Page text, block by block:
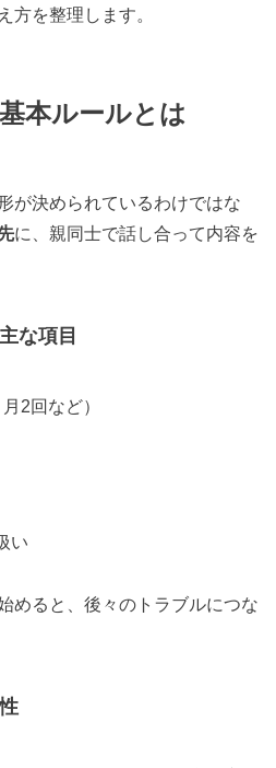
方を整理します。
本ルールとは
が決められているわけではな
に、親同士で話し合って内容を
な項目
2回など）
い
めると、後々のトラブルにつな